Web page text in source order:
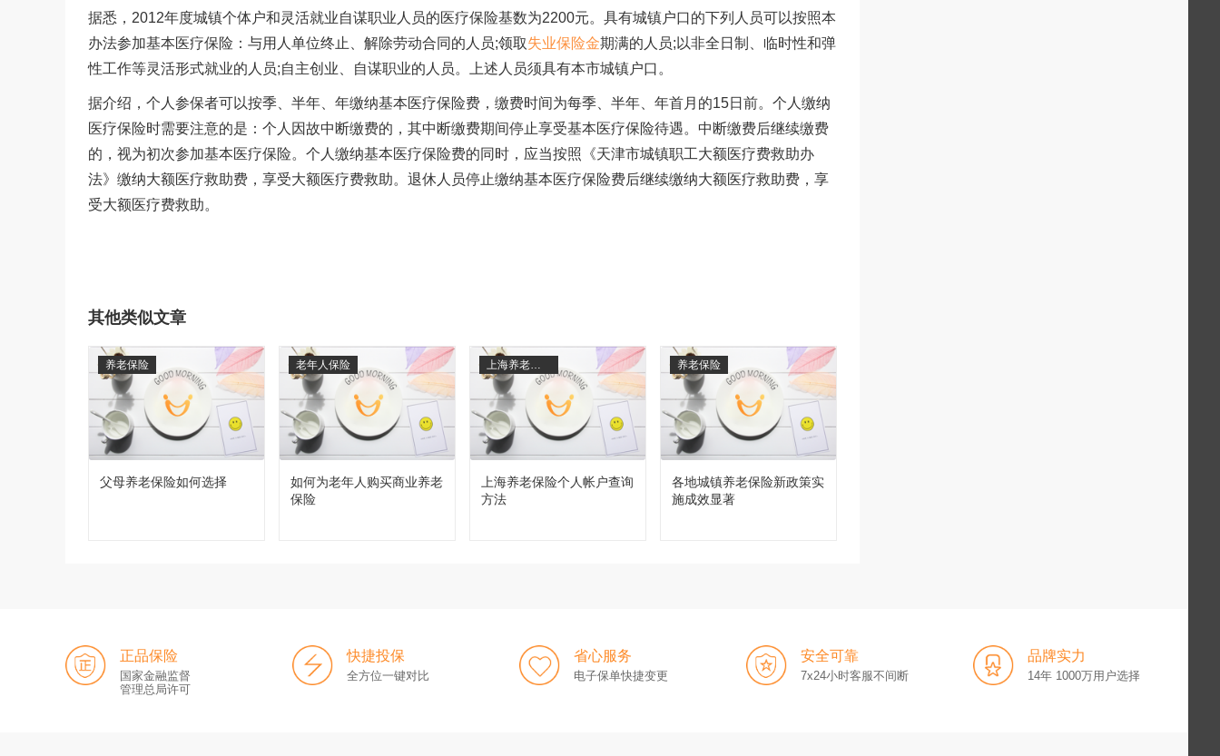
据悉，2012年度城镇个体户和灵活就业自谋职业人员的医疗保险基数为2200元。具有城镇户口的下列人员可以按照本
办法参加基本医疗保险：与用人单位终止、解除劳动合同的人员;领取失业保险金期满的人员;以非全日制、临时性和弹
性工作等灵活形式就业的人员;自主创业、自谋职业的人员。上述人员须具有本市城镇户口。
据介绍，个人参保者可以按季、半年、年缴纳基本医疗保险费，缴费时间为每季、半年、年首月的15日前。个人缴纳
医疗保险时需要注意的是：个人因故中断缴费的，其中断缴费期间停止享受基本医疗保险待遇。中断缴费后继续缴费
的，视为初次参加基本医疗保险。个人缴纳基本医疗保险费的同时，应当按照《天津市城镇职工大额医疗费救助办
法》缴纳大额医疗救助费，享受大额医疗费救助。退休人员停止缴纳基本医疗保险费后继续缴纳大额医疗救助费，享
受大额医疗费救助。
其他类似文章
父母养老保险如何选择
养老保险
如何为老年人购买商业养老
保险
老年人保险
上海养老保险个人帐户查询
方法
上海养老保险
各地城镇养老保险新政策实
施成效显著
养老保险
正品保险
国家金融监督
管理总局许可
快捷投保
全方位一键对比
省心服务
电子保单快捷变更
安全可靠
7x24小时客服不间断
品牌实力
14年 1000万用户选择